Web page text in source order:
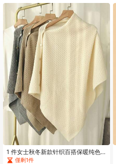
1 件女士秋冬新款针织百搭保暖纯色
斗篷披肩多功能纽扣格子围巾
僅剩1件